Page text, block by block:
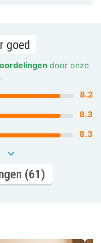
goed
door onze
8.2
8.3
8.3
(61)